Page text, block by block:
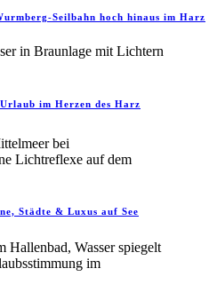
Seilbahn hoch hinaus im Harz
im Herzen des Harz
Städte & Luxus auf See